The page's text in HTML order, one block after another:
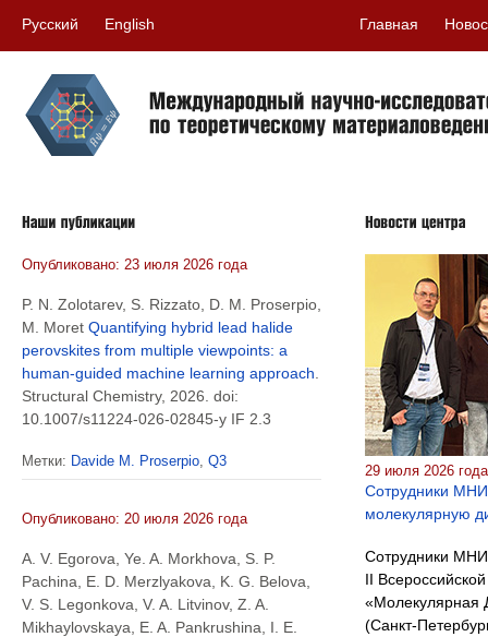
Русский English Главная
Опубликовано: 23 июля 2026 года
P. N. Zolotarev, S. Rizzato, D. M. Proserpio,
M. Moret Quantifying hybrid lead halide
perovskites from multiple viewpoints: a
human-guided machine learning approach
Structural Chemistry, 2026. doi:
10.1007/s11224-026-02845-y IF 2.3
Метки: Davide M. Proserpio, Q3
Опубликовано: 20 июля 2026 года
A. V. Egorova, Ye. A. Morkhova, S. P.
Pachina, E. D. Merzlyakova, K. G. Belova,
V. S. Legonkova, V. A. Litvinov, Z. A.
Mikhaylovskaya, E. A. Pankrushina, I. E.
29 июля 2026 года
Сотрудники
молекулярную
Сотрудники
II
«Молекулярная
(Санкт-